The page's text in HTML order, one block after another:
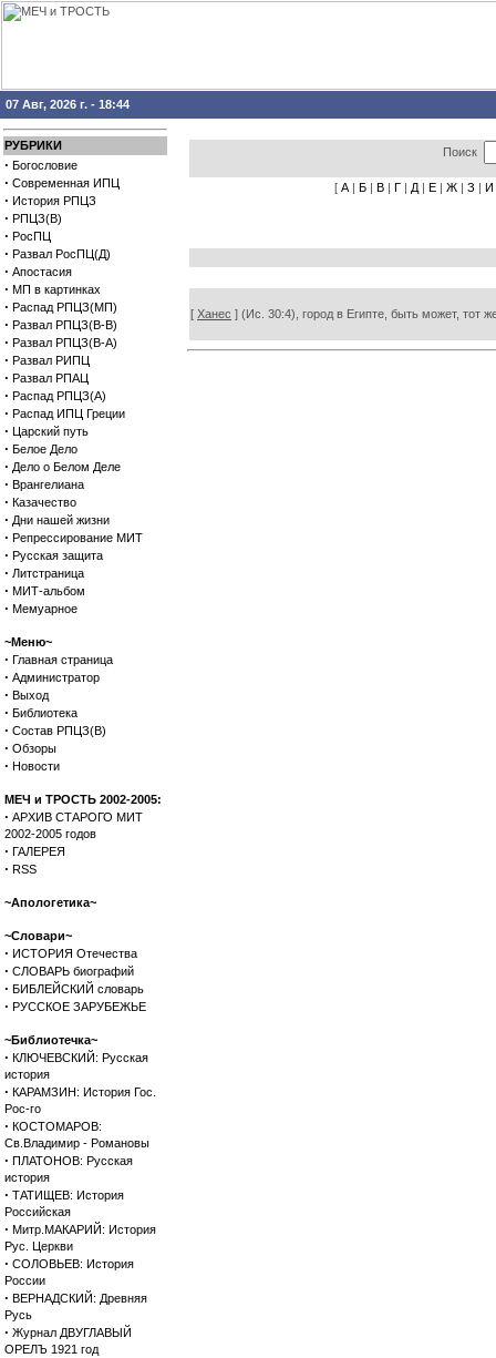
07 Авг, 2026 г. - 18:44
РУБРИКИ
· Богословие
· Современная ИПЦ
· История РПЦЗ
· РПЦЗ(В)
· РосПЦ
· Развал РосПЦ(Д)
· Апостасия
· МП в картинках
· Распад РПЦЗ(МП)
· Развал РПЦЗ(В-В)
· Развал РПЦЗ(В-А)
· Развал РИПЦ
· Развал РПАЦ
· Распад РПЦЗ(А)
· Распад ИПЦ Греции
· Царский путь
· Белое Дело
· Дело о Белом Деле
· Врангелиана
· Казачество
· Дни нашей жизни
· Репрессирование МИТ
· Русская защита
· Литстраница
· МИТ-альбом
· Мемуарное
~Меню~
· Главная страница
· Администратор
· Выход
· Библиотека
· Состав РПЦЗ(В)
· Обзоры
· Новости
МЕЧ и ТРОСТЬ 2002-2005:
· АРХИВ СТАРОГО МИТ
2002-2005 годов
· ГАЛЕРЕЯ
· RSS
~Апологетика~
~Словари~
· ИСТОРИЯ Отечества
· СЛОВАРЬ биографий
· БИБЛЕЙСКИЙ словарь
· РУССКОЕ ЗАРУБЕЖЬЕ
~Библиотечка~
· КЛЮЧЕВСКИЙ: Русская
история
· КАРАМЗИН: История Гос.
Рос-го
· КОСТОМАРОВ:
Св.Владимир - Романовы
· ПЛАТОНОВ: Русская
история
· ТАТИЩЕВ: История
Российская
· Митр.МАКАРИЙ: История
Рус. Церкви
· СОЛОВЬЕВ: История
России
· ВЕРНАДСКИЙ: Древняя
Русь
· Журнал ДВУГЛАВЫЙ
ОРЕЛЪ 1921 год
Поиск
[ А| Б| В| Г| Д| Е| Ж| З | И
[ Ханес ] (Ис. 30:4), город в Египте, быть может, тот